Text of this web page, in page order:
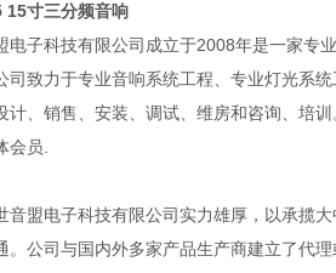
15寸三分频音响
电子科技有限公司成立于2008年是一家专
司致力于专业音响系统工程、专业灯光系
计、销售、安装、调试、维房和咨询、培
会员.
电子科技有限公司实力雄厚，以承揽大
。公司与国内外多家产品生产商建立了代